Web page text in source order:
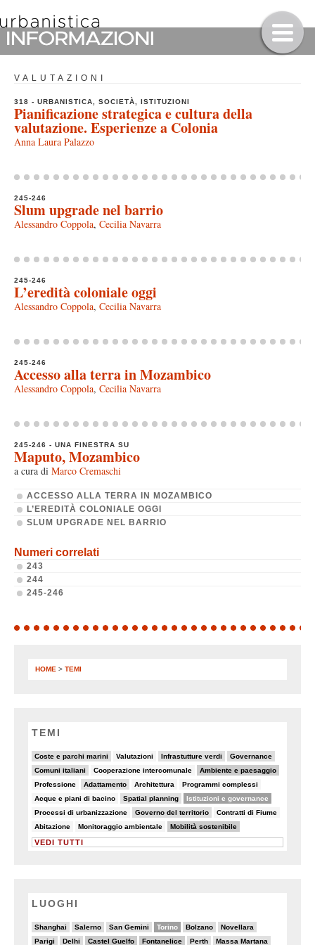
VALUTAZIONI
318 - URBANISTICA, SOCIETÀ, ISTITUZIONI
Pianificazione strategica e cultura della
valutazione. Esperienze a Colonia
Anna Laura Palazzo
245-246
Slum upgrade nel barrio
Alessandro Coppola, Cecilia Navarra
245-246
L’eredità coloniale oggi
Alessandro Coppola, Cecilia Navarra
245-246
Accesso alla terra in Mozambico
Alessandro Coppola, Cecilia Navarra
245-246 - UNA FINESTRA SU
Maputo, Mozambico
a cura di Marco Cremaschi
ACCESSO ALLA TERRA IN MOZAMBICO
L’EREDITÀ COLONIALE OGGI
SLUM UPGRADE NEL BARRIO
Numeri correlati
243
244
245-246
HOME > TEMI
TEMI
Coste e parchi marini
19/82 Valutazioni
5/82 Infrastutture verdi
10/82 Governance
18/82
Comuni italiani
18/82 Cooperazione intercomunale
7/82 Ambiente e paesaggio
32/82
Professione
5/82 Adattamento
13/82 Architettura
7/82 Programmi complessi
5/82
Acque e piani di bacino
5/82 Spatial planning
9/82 Istituzioni e governance
49/82
Processi di urbanizzazione
8/82 Governo del territorio
19/82 Contratti di Fiume
5/82
Abitazione
8/82 Monitoraggio ambientale
6/82 Mobilità sostenibile
25/82
VEDI TUTTI
LUOGHI
Shanghai
3/20 Salerno
4/20 San Gemini
2/20 Torino
10/20 Bolzano
4/20 Novellara
4/20
Parigi
4/20 Delhi
4/20 Castel Guelfo
6/20 Fontanelice
6/20 Perth
3/20 Massa Martana
2/20